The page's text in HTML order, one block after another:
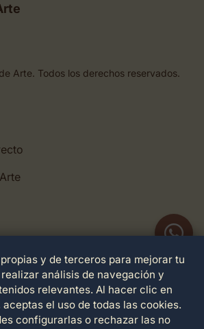
Arte. Todos los derechos reservados.
Cookies
y de terceros para mejorar tu
análisis de navegación y
relevantes. Al hacer clic en
el uso de todas las cookies.
configurarlas o rechazar las no